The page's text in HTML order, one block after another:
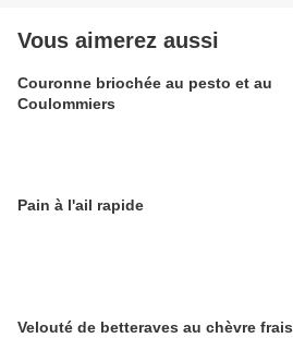
Vous aimerez aussi
Couronne briochée au pesto et au
Coulommiers
Pain à l'ail rapide
Velouté de betteraves au chèvre frais